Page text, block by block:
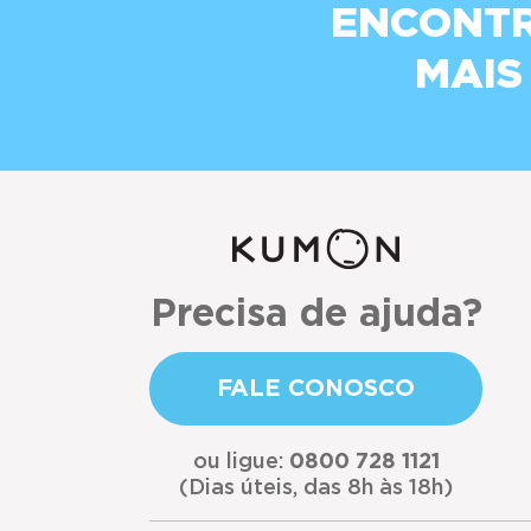
Precisa de ajuda?
FALE CONOSCO
ou ligue: 0800 728 1121
(Dias úteis, das 8h às 18h)